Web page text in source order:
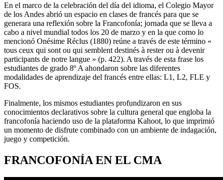
En el marco de la celebración del día del idioma, el Colegio Mayor
de los Andes abrió un espacio en clases de francés para que se
generara una reflexión sobre la Francofonía; jornada que se lleva a
cabo a nivel mundial todos los 20 de marzo y en la que como lo
mencionó Onésime Réclus (1880) reúne a través de este término «
tous ceux qui sont ou qui semblent destinés à rester ou à devenir
participants de notre langue » (p. 422). A través de esta frase los
estudiantes de grado 8º A ahondaron sobre las diferentes
modalidades de aprendizaje del francés entre ellas: L1, L2, FLE y
FOS.
Finalmente, los mismos estudiantes profundizaron en sus
conocimientos declarativos sobre la cultura general que engloba la
francofonía haciendo uso de la plataforma Kahoot, lo que imprimió
un momento de disfrute combinado con un ambiente de indagación,
juego y competición.
FRANCOFONÍA EN EL CMA